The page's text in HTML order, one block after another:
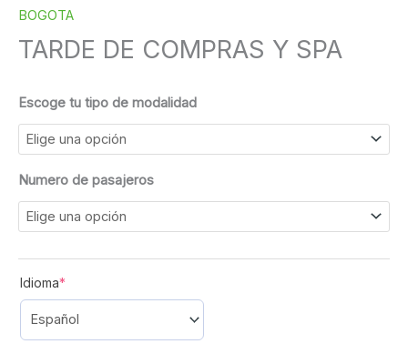
BOGOTA
TARDE DE COMPRAS Y SPA
Escoge tu tipo de modalidad
Numero de pasajeros
Idioma*